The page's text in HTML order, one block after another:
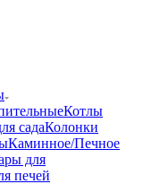
Котлы
садаКолонки
Каминное/Печное
для
печей